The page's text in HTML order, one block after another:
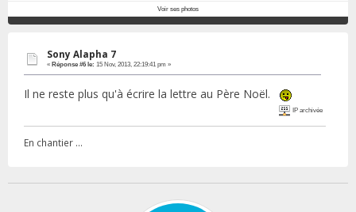
Voir ses photos
Sony Alapha 7
« Réponse #6 le: 15 Nov, 2013, 22:19:41 pm »
Il ne reste plus qu'à écrire la lettre au Père Noël.
IP archivée
En chantier ...